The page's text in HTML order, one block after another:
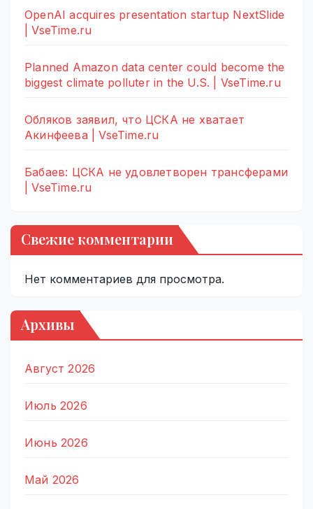
OpenAI acquires presentation startup NextSlide
| VseTime.ru
Planned Amazon data center could become the
biggest climate polluter in the U.S. | VseTime.ru
Обляков заявил, что ЦСКА не хватает
Акинфеева | VseTime.ru
Бабаев: ЦСКА не удовлетворен трансферами
| VseTime.ru
Свежие комментарии
Нет комментариев для просмотра.
Архивы
Август 2026
Июль 2026
Июнь 2026
Май 2026